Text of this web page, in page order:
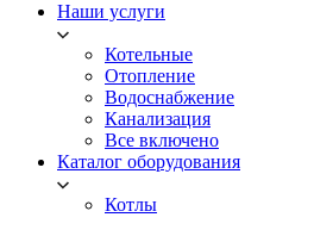
Наши услуги
Котельные
Отопление
Водоснабжение
Канализация
Все включено
Каталог оборудования
Котлы